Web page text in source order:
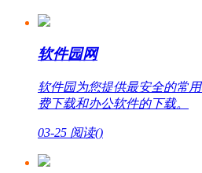
软件园网
软件园为您提供最安全的常
费下载和办公软件的下载。
03-25 阅读()